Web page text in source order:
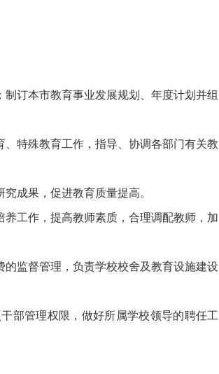
订本市教育事业发展规划、年度计划并组
特殊教育工作，指导、协调各部门有关教
成果，促进教育质量提高。
工作，提高教师素质，合理调配教师，加
监督管理，负责学校校舍及教育设施建设
管理权限，做好所属学校领导的聘任工